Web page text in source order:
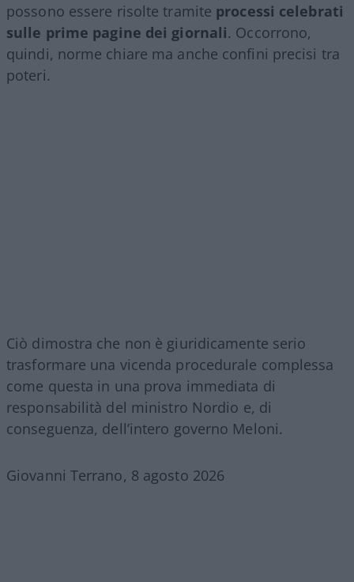
possono essere risolte tramite processi celebrati
sulle prime pagine dei giornali. Occorrono,
quindi, norme chiare ma anche confini precisi tra
poteri.
Ciò dimostra che non è giuridicamente serio
trasformare una vicenda procedurale complessa
come questa in una prova immediata di
responsabilità del ministro Nordio e, di
conseguenza, dell’intero governo Meloni.
Giovanni Terrano, 8 agosto 2026